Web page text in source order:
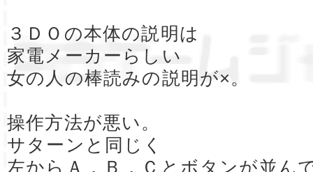
３ＤＯの本体の説明は
家電メーカーらしい
女の人の棒読みの説明が×。
操作方法が悪い。
サターンと同じく
左からＡ，Ｂ，Ｃとボタンが並ん